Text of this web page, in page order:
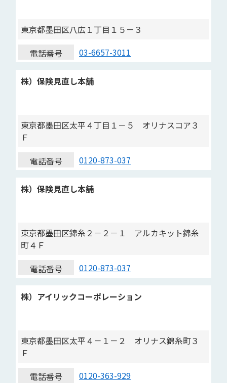
東京都墨田区八広１丁目１５－３
電話番号
03-6657-3011
株）保険見直し本舗
東京都墨田区太平４丁目１－５ オリナスコア３
Ｆ
電話番号
0120-873-037
株）保険見直し本舗
東京都墨田区錦糸２－２－１ アルカキット錦糸
町４Ｆ
電話番号
0120-873-037
株）アイリックコーポレーション
東京都墨田区太平４－１－２ オリナス錦糸町３
Ｆ
電話番号
0120-363-929